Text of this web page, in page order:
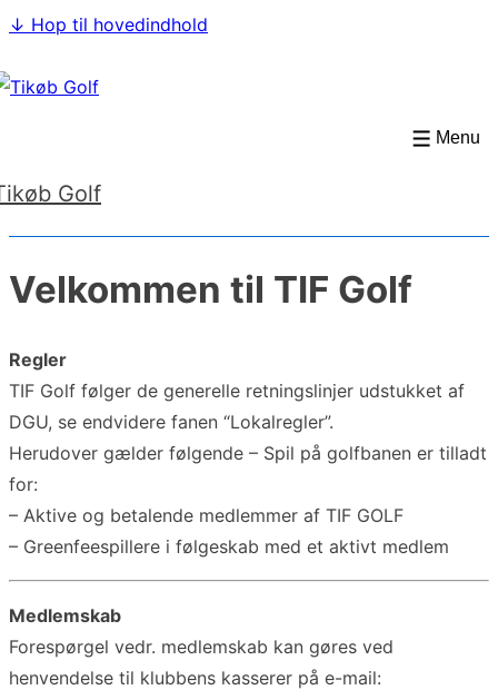
↓ Hop til hovedindhold
Golf
Menu
Velkommen til TIF Golf
Regler
TIF Golf følger de generelle retningslinjer udstukket af
DGU, se endvidere fanen “Lokalregler”.
Herudover gælder følgende – Spil på golfbanen er tilladt
for:
– Aktive og betalende medlemmer af TIF GOLF
– Greenfeespillere i følgeskab med et aktivt medlem
Medlemskab
Forespørgel vedr. medlemskab kan gøres ved
henvendelse til klubbens kasserer på e-mail: